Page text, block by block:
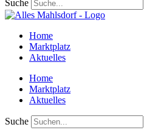
Suche
Home
Marktplatz
Aktuelles
Home
Marktplatz
Aktuelles
Suche